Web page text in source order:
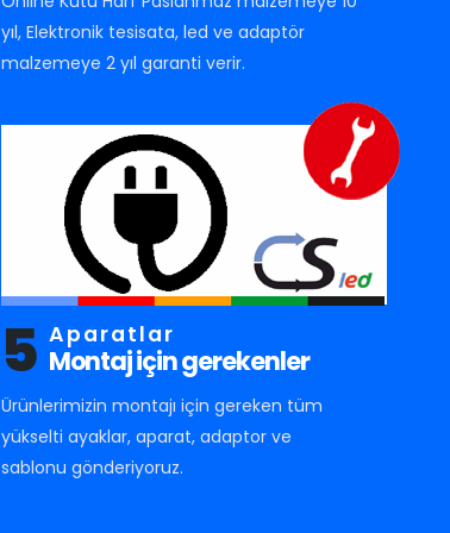
yıl, Elektronik tesisata, led ve adaptör
malzemeye 2 yıl garanti verir.
5 Aparatlar
Montaj için gerekenler
Ürünlerimizin montajı için gereken tüm
yükselti ayaklar, aparat, adaptor ve
sablonu gönderiyoruz.